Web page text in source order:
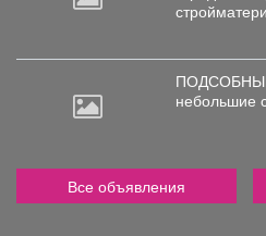
небольшие
Все объявления